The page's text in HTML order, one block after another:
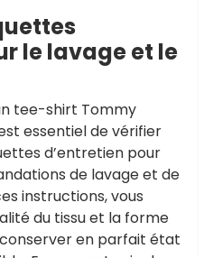
le lavage et le
tee-shirt Tommy
essentiel de vérifier
d’entretien pour
de lavage et de
instructions, vous
du tissu et la forme
en parfait état